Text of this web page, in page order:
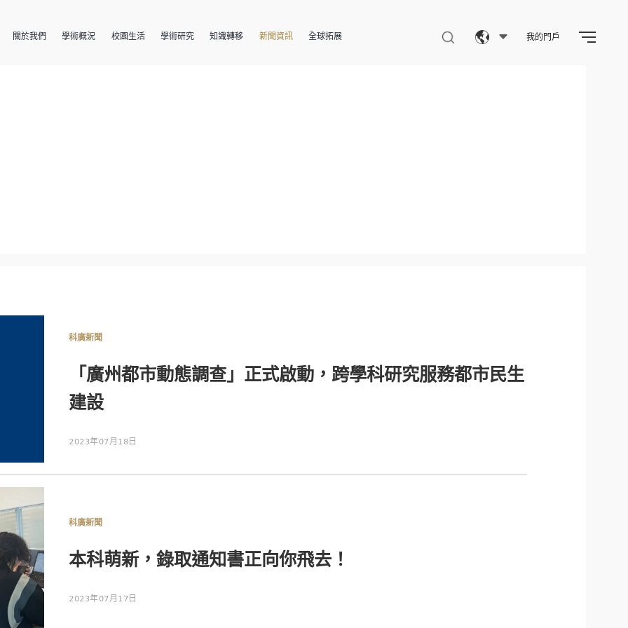
關於我們 學術概況 校園生活 學術研究 知識轉移 新聞資訊 全球拓展 我的門戶
科廣新聞
「廣州都市動態調查」正式啟動，跨學科研究服務都市民生
建設
2023年07月18日
科廣新聞
本科萌新，錄取通知書正向你飛去！
2023年07月17日